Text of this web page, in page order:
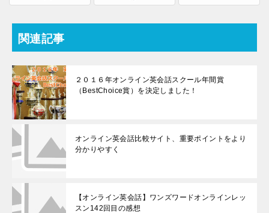
関連記事
２０１６年オンライン英会話スクール年間賞
（BestChoice賞）を決定しました！
オンライン英会話比較サイト、重要ポイントをより
分かりやすく
【オンライン英会話】ワンズワードオンラインレッ
スン142回目の感想